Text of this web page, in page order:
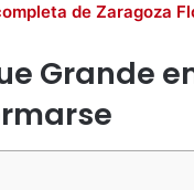
de Zaragoza
Grande